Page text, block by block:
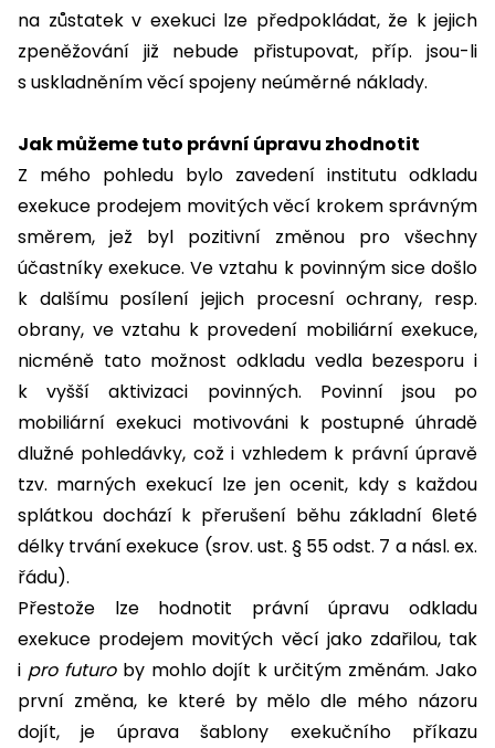
na zůstatek v exekuci lze předpokládat, že k jejich
zpeněžování již nebude přistupovat, příp. jsou-li
s uskladněním věcí spojeny neúměrné náklady.
Jak můžeme tuto právní úpravu zhodnotit
Z mého pohledu bylo zavedení institutu odkladu
exekuce prodejem movitých věcí krokem správným
směrem, jež byl pozitivní změnou pro všechny
účastníky exekuce. Ve vztahu k povinným sice došlo
k dalšímu posílení jejich procesní ochrany, resp.
obrany, ve vztahu k provedení mobiliární exekuce,
nicméně tato možnost odkladu vedla bezesporu i
k vyšší aktivizaci povinných. Povinní jsou po
mobiliární exekuci motivováni k postupné úhradě
dlužné pohledávky, což i vzhledem k právní úpravě
tzv. marných exekucí lze jen ocenit, kdy s každou
splátkou dochází k přerušení běhu základní 6leté
délky trvání exekuce (srov. ust. § 55 odst. 7 a násl. ex.
řádu).
Přestože lze hodnotit právní úpravu odkladu
exekuce prodejem movitých věcí jako zdařilou, tak
i pro futuro by mohlo dojít k určitým změnám. Jako
první změna, ke které by mělo dle mého názoru
dojít, je úprava šablony exekučního příkazu